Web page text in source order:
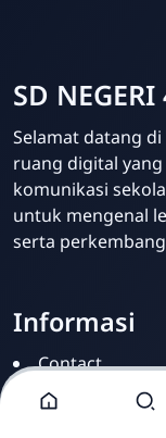
SD
Selamat datang
ruang digital
komunikasi
untuk mengenal
serta
Informasi
Contact
Disclamer